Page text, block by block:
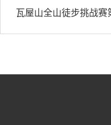
瓦屋山全山徒步挑战赛